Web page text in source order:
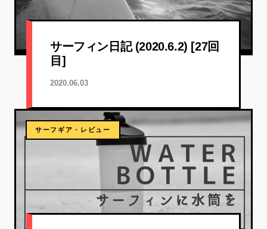
サーフィン日記 (2020.6.2) [27回
目]
2020.06.03
サーフギア・レビュー